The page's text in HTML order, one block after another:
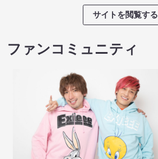
サイトを閲覧する
ファンコミュニティ